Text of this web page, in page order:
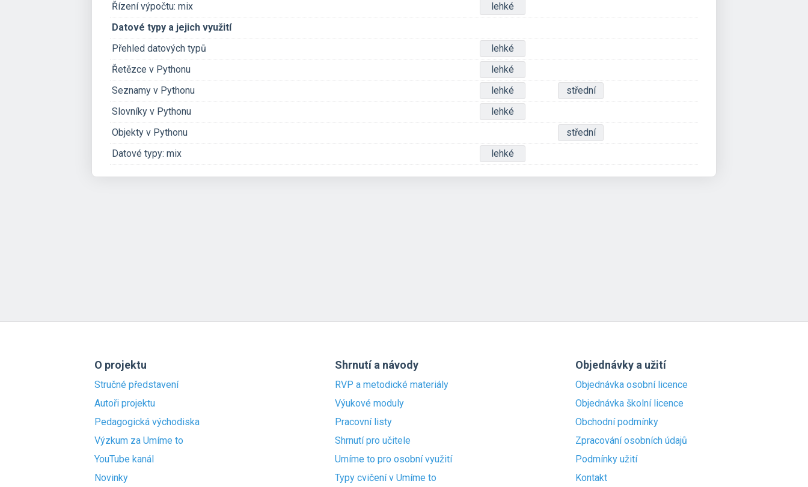
Řízení výpočtu: mix
lehké
Datové typy a jejich využití
Přehled datových typů
lehké
Řetězce v Pythonu
lehké
Seznamy v Pythonu
lehké
střední
Slovníky v Pythonu
lehké
Objekty v Pythonu
střední
Datové typy: mix
lehké
O projektu
Stručné představení
Autoři projektu
Pedagogická východiska
Výzkum za Umíme to
YouTube kanál
Novinky
Shrnutí a návody
RVP a metodické materiály
Výukové moduly
Pracovní listy
Shrnutí pro učitele
Umíme to pro osobní využití
Typy cvičení v Umíme to
Objednávky a užití
Objednávka osobní licence
Objednávka školní licence
Obchodní podmínky
Zpracování osobních údajů
Podmínky užití
Kontakt